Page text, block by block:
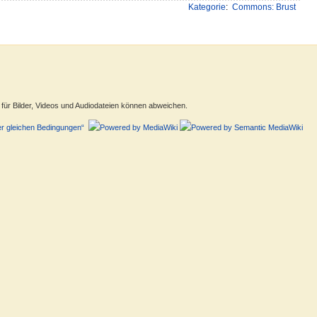
Kategorie: Commons: Brust
Bilder, Videos und Audiodateien können abweichen.